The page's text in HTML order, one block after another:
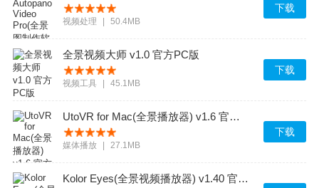
视频处理 50.4MB
下载
全景视频大师 v1.0 官方PC版
视频工具 45.1MB
下载
UtoVR for Mac(全景播放器) v1.6 官方最新版
媒体播放 27.1MB
下载
Kolor Eyes(全景视频播放器) v1.40 官方最新版